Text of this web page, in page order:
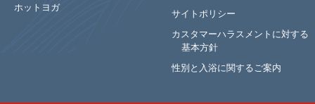
ホットヨガ
サイトポリシー
カスタマーハラスメントに対する
基本方針
性別と入浴に関するご案内